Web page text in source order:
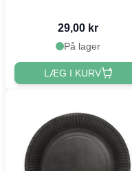
29,00 kr
På lager
LÆG I KURV